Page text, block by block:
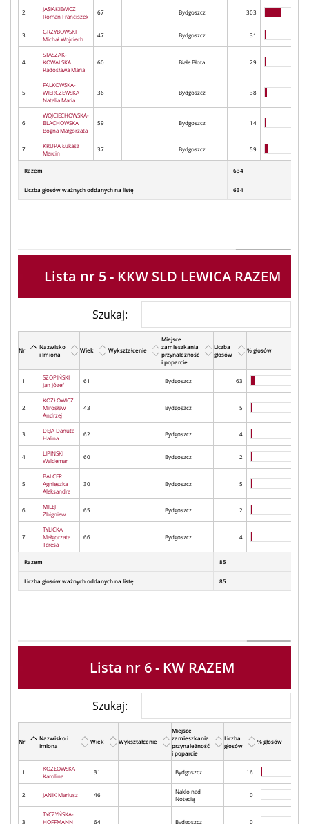
2
JASIAKIEWICZ
Roman Franciszek
67 Bydgoszcz 303
3
GRZYBOWSKI
Michał Wojciech
47 Bydgoszcz 31
4
STASZAK-
KOWALSKA
Radosława Maria
60 Białe Błota 29
5
FALKOWSKA-
WIERCZEWSKA
Natalia Maria
36 Bydgoszcz 38
6
WOJCIECHOWSKA-
BLACHOWSKA
Bogna Małgorzata
59 Bydgoszcz 14
7
KRUPA Łukasz
Marcin
37 Bydgoszcz 59
Razem 634
Liczba głosów ważnych oddanych na listę 634
Lista nr 5 - KKW SLD LEWICA RAZEM
Szukaj:
Nr
Nazwisko
i Imiona
Wiek Wykształcenie
Miejsce
zamieszkania
przynależność
i poparcie
Liczba
głosów
% głosów
1
SZOPIŃSKI
Jan Józef
61 Bydgoszcz 63
2
KOZŁOWICZ
Mirosław
Andrzej
43 Bydgoszcz 5
3
DEJA Danuta
Halina
62 Bydgoszcz 4
4
LIPIŃSKI
Waldemar
60 Bydgoszcz 2
5
BALCER
Agnieszka
Aleksandra
30 Bydgoszcz 5
6
MILEJ
Zbigniew
65 Bydgoszcz 2
7
TYLICKA
Małgorzata
Teresa
66 Bydgoszcz 4
Razem 85
Liczba głosów ważnych oddanych na listę 85
Lista nr 6 - KW RAZEM
Szukaj:
Nr
Nazwisko i
Imiona
Wiek Wykształcenie
Miejsce
zamieszkania
przynależność
i poparcie
Liczba
głosów
% głosów
1
KOZŁOWSKA
Karolina
31 Bydgoszcz 16
2 JANIK Mariusz 46
Nakło nad
Notecią
0
3
TYCZYŃSKA-
HOFFMANN
64 Bydgoszcz 0